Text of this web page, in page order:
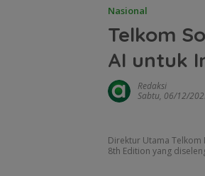
Nasional
Telkom
AI untuk
Redaksi
Sabtu, 06/12/
Direktur Utama Telkom
8th Edition yang